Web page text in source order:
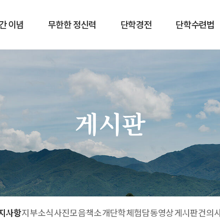
이념 무한한 정신력 단학경전 단학수련법
게시판
사항지부소식사진모음책소개단학체험담동영상게시판건의